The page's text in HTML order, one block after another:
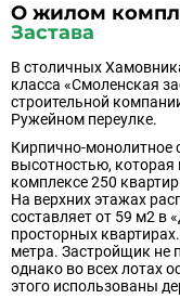
О жилом
Застава
В столичных
класса «Смоленская
строительной
Ружейном переулке.
Кирпично-монолитное
высотностью, которая
комплексе 250
На верхних этажах
составляет от 59 м2 в
просторных
метра. Застройщик не
однако во всех лотах
этого использованы